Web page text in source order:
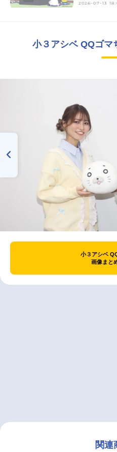
2026-07-13
小３アシベ QQゴマ
小３アシベ
画像まと
関連